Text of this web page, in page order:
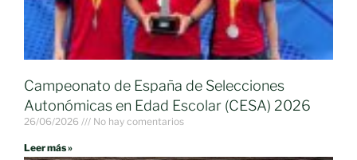
Campeonato de España de Selecciones
Autonómicas en Edad Escolar (CESA) 2026
26/06/2026 No hay comentarios
Leer más »